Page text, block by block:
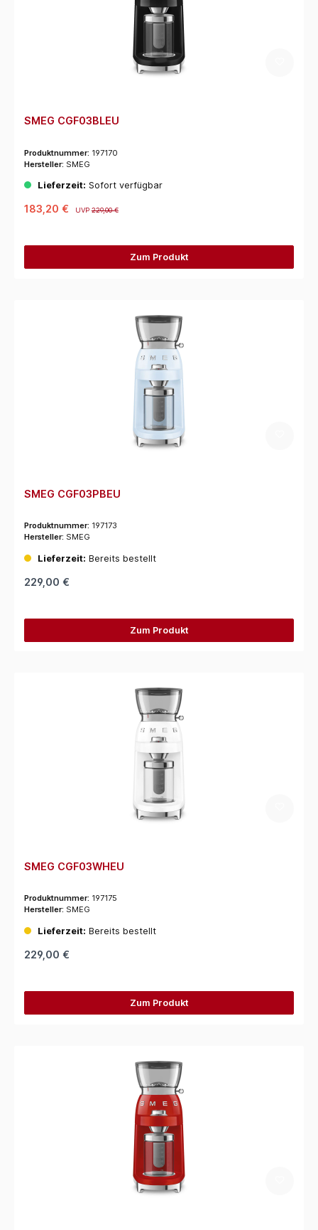
SMEG CGF03BLEU
Produktnummer: 197170
Hersteller: SMEG
Lieferzeit: Sofort verfügbar
183,20 € UVP229,00 €
Zum Produkt
SMEG CGF03PBEU
Produktnummer: 197173
Hersteller: SMEG
Lieferzeit: Bereits bestellt
229,00 €
Zum Produkt
SMEG CGF03WHEU
Produktnummer: 197175
Hersteller: SMEG
Lieferzeit: Bereits bestellt
229,00 €
Zum Produkt